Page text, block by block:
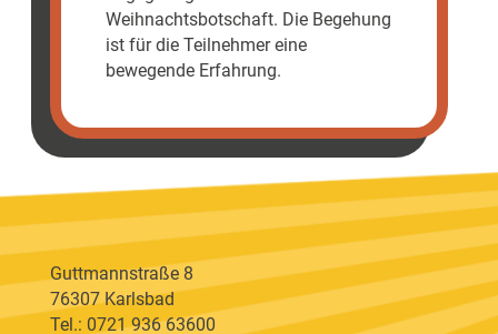
Weihnachtsbotschaft. Die Begehung
ist für die Teilnehmer eine
bewegende Erfahrung.
Guttmannstraße 8
76307 Karlsbad
Tel.: 0721 936 63600